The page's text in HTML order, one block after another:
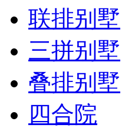
联排别墅
三拼别墅
叠排别墅
四合院